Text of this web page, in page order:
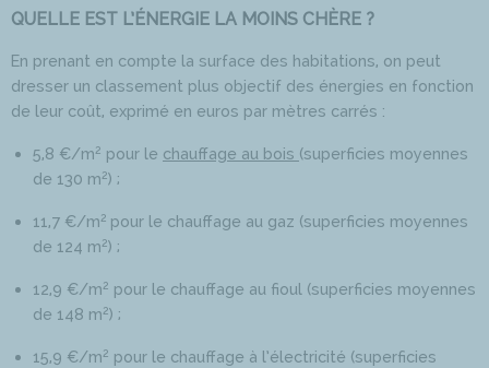
QUELLE EST L’ÉNERGIE LA MOINS CHÈRE ?
En prenant en compte la surface des habitations, on peut
dresser un classement plus objectif des énergies en fonction
de leur coût, exprimé en euros par mètres carrés :
5,8 €/m2 pour le chauffage au bois (superficies moyennes
de 130 m2) ;
11,7 €/m2 pour le chauffage au gaz (superficies moyennes
de 124 m2) ;
12,9 €/m2 pour le chauffage au fioul (superficies moyennes
de 148 m2) ;
15,9 €/m2 pour le chauffage à l’électricité (superficies